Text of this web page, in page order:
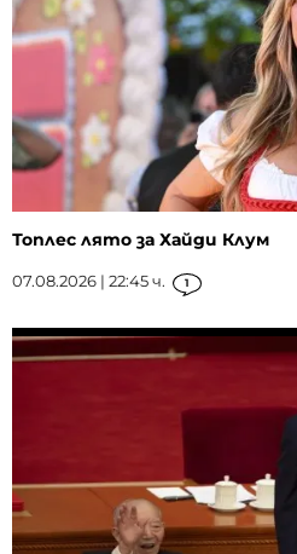
Топлес лято за Хайди Клум
07.08.2026 | 22:45 ч. 1